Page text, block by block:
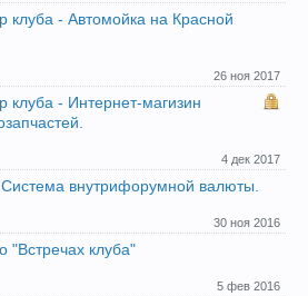
клуба - Автомойка на Красной
26 ноя 2017
клуба - Интернет-магизин
4 дек 2017
внутрифорумной валюты.
30 ноя 2016
"Встречах клуба"
5 фев 2016